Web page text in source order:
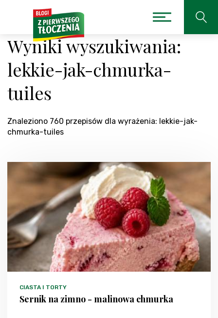
Wyniki wyszukiwania:
lekkie-jak-chmurka-
tuiles
Znaleziono 760 przepisów dla wyrażenia: lekkie-jak-
chmurka-tuiles
CIASTA I TORTY
Sernik na zimno - malinowa chmurka